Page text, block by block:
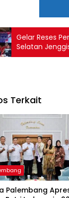
Gelar Reses
Selatan
Maja
Terkait
Palembang